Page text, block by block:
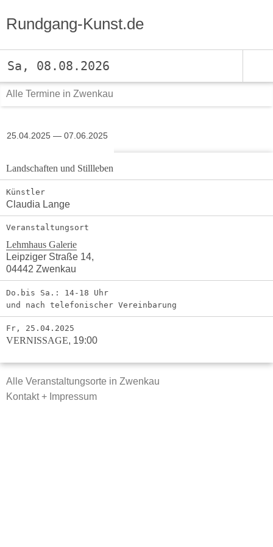
Rundgang-Kunst.de
Sa, 08.08.2026
Alle Termine in Zwenkau
25.04.2025 — 07.06.2025
Landschaften und Stillleben
Künstler
Claudia Lange
Veranstaltungsort
Lehmhaus Galerie
Leipziger Straße 14,
04442 Zwenkau
Do.bis Sa.: 14-18 Uhr
und nach telefonischer Vereinbarung
Fr, 25.04.2025
VERNISSAGE, 19:00
Alle Veranstaltungsorte in Zwenkau
Kontakt + Impressum